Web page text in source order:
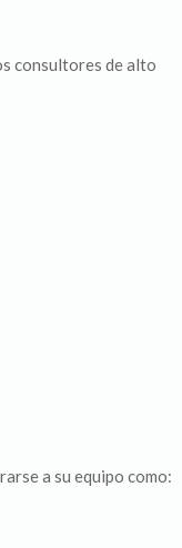
consultores de alto
a su equipo como: